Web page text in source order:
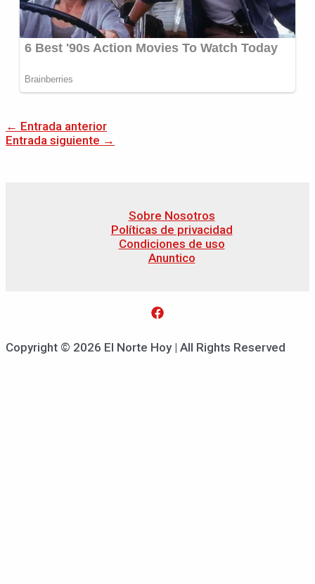
← Entrada anterior
Entrada siguiente →
Sobre Nosotros
Políticas de privacidad
Condiciones de uso
Anuntico
Copyright © 2026 El Norte Hoy | All Rights Reserved